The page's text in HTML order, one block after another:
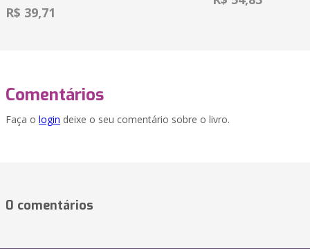
R$ 39,71
Comentários
Faça o login deixe o seu comentário sobre o livro.
0 comentários